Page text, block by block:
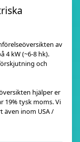
av
4 kW (~6-8 hk).
och
hjälper er
19% tysk moms. Vi
även inom USA /